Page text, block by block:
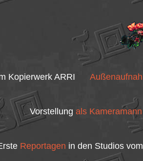
Kopierwerk ARRI
Vorstellung als Kameramann
Reportagen in den Studios